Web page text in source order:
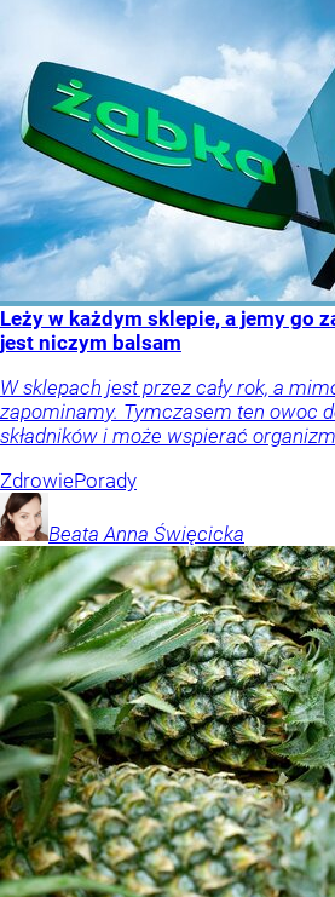
Leży w każdym sklepie, a jemy go
jest niczym balsam
W sklepach jest przez cały rok, a
zapominamy. Tymczasem ten owoc
składników i może wspierać
ZdrowiePorady
Beata Anna Święcicka